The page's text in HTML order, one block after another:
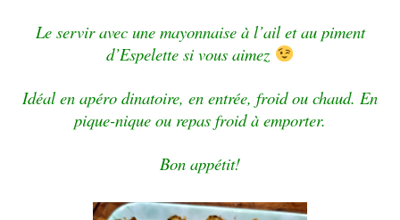
Le servir avec une mayonnaise à l’ail et au piment
d’Espelette si vous aimez
Idéal en apéro dinatoire, en entrée, froid ou chaud. En
pique-nique ou repas froid à emporter.
Bon appétit!